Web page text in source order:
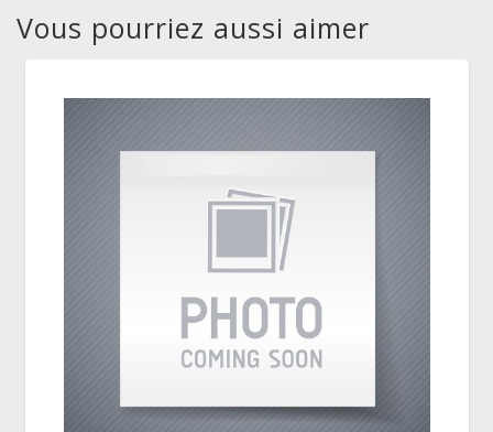
Vous pourriez aussi aimer